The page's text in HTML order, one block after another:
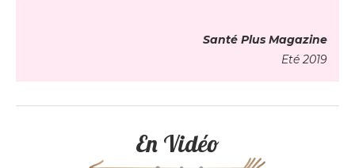
Santé Plus Magazine
Eté 2019
En Vidéo